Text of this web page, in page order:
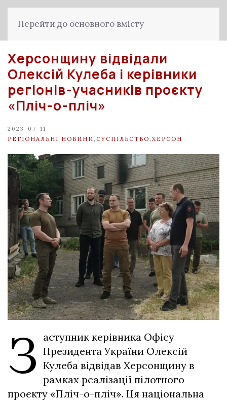
Перейти до основного вмісту
Херсонщину відвідали
Олексій Кулеба і керівники
регіонів-учасників проєкту
«Пліч-о-пліч»
2023-07-11
РЕГІОНАЛЬНІ НОВИНИ СУСПІЛЬСТВО ХЕРСОН
З аступник керівника Офісу
Президента України Олексій
Кулеба відвідав Херсонщину в
рамках реалізації пілотного
проєкту «Пліч-о-пліч». Ця національна